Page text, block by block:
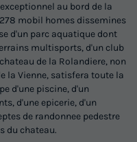
au bord de la
mobil homes dissemines
d'un parc aquatique dont
multisports, d'un club
de la Rolandiere, non
la Vienne, satisfera toute la
d'une piscine, d'un
d'une epicerie, d'un
de randonnee pedestre
du chateau.